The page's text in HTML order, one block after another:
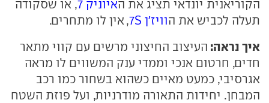
הקוריאנית יונדאי תציג את האיוניק 7
, או שסקודה
תעלה לכביש את הוויז'ן 7S , אין לו מתחרים.
איך נראה: העיצוב החיצוני מרשים עם קווי מתאר
חדים, חרטום אנכי וממדי ענק המשווים לו מראה
אגרסיבי, כמעט מאיים כשהוא בשחור כמו רכב
המבחן. יחידות התאורה מודרניות, ועל פוזת השטח